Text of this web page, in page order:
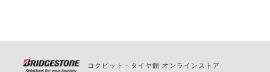
コクピット・タイヤ館 オンラインストア